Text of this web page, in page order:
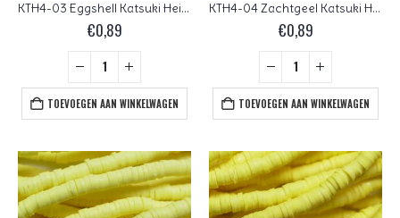
KTH4-03 Eggshell Katsuki Heishi Disc Beads 4 mm
€0,89
TOEVOEGEN AAN WINKELWAGEN
KTH4-04 Zachtgeel Katsuki Heishi Disc Beads 4 mm
€0,89
TOEVOEGEN AAN WINKELWAGEN